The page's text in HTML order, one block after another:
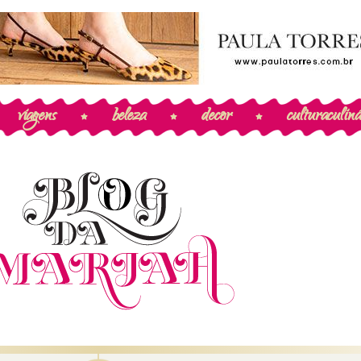
viagens beleza decor cultura